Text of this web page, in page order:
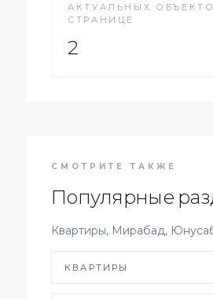
АКТУАЛЬНЫХ
СТРАНИЦЕ
2
СМОТРИТЕ ТАКЖЕ
Популярные
Квартиры, Мирабад,
КВАРТИРЫ